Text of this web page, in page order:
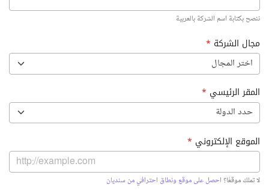
ننصح بكتابة اسم الشركة بالعربية
مجال الشركة *
اختر المجال
المقر الرئيسي *
حدد الدولة
الموقع الإلكتروني *
لا تملك موقعًا؟ احصل على موقع ونطاق احترافي من سنديان